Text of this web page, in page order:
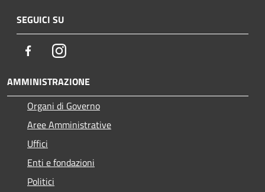
SEGUICI SU
FacebookInstagram
AMMINISTRAZIONE
Organi di Governo
Aree Amministrative
Uffici
Enti e fondazioni
Politici